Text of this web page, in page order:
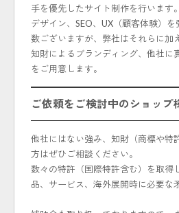
手を優先したサイト制作を行います。
デザイン、SEO、UX（顧客体験）
数ございますが、弊社はそれらに加
知財によるブランディング、他社に
をご用意します。
ご依頼をご検討中のショップ
他社にはない強み、知財（商標や特
方はぜひご相談ください。
数々の特許（国際特許含む）を取得
品、サービス、海外展開時に必要な